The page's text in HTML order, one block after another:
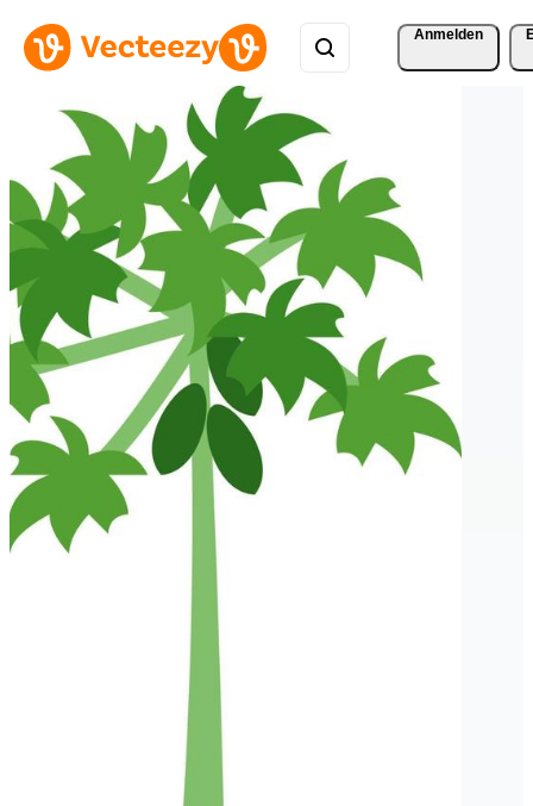
Anmelden